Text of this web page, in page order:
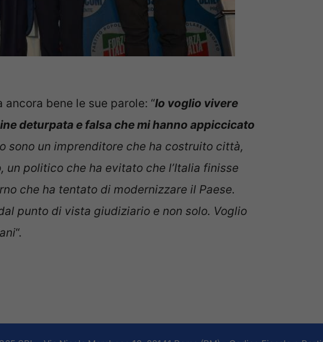
ancora bene le sue parole: “Io voglio vivere
deturpata e falsa che mi hanno appiccicato
sono un imprenditore che ha costruito città,
politico che ha evitato che l’Italia finisse
che ha tentato di modernizzare il Paese.
punto di vista giudiziario e non solo. Voglio
“.